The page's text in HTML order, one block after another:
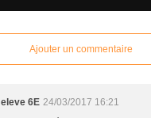
Ajouter un commentaire
eleve 6E 24/03/2017 16:21